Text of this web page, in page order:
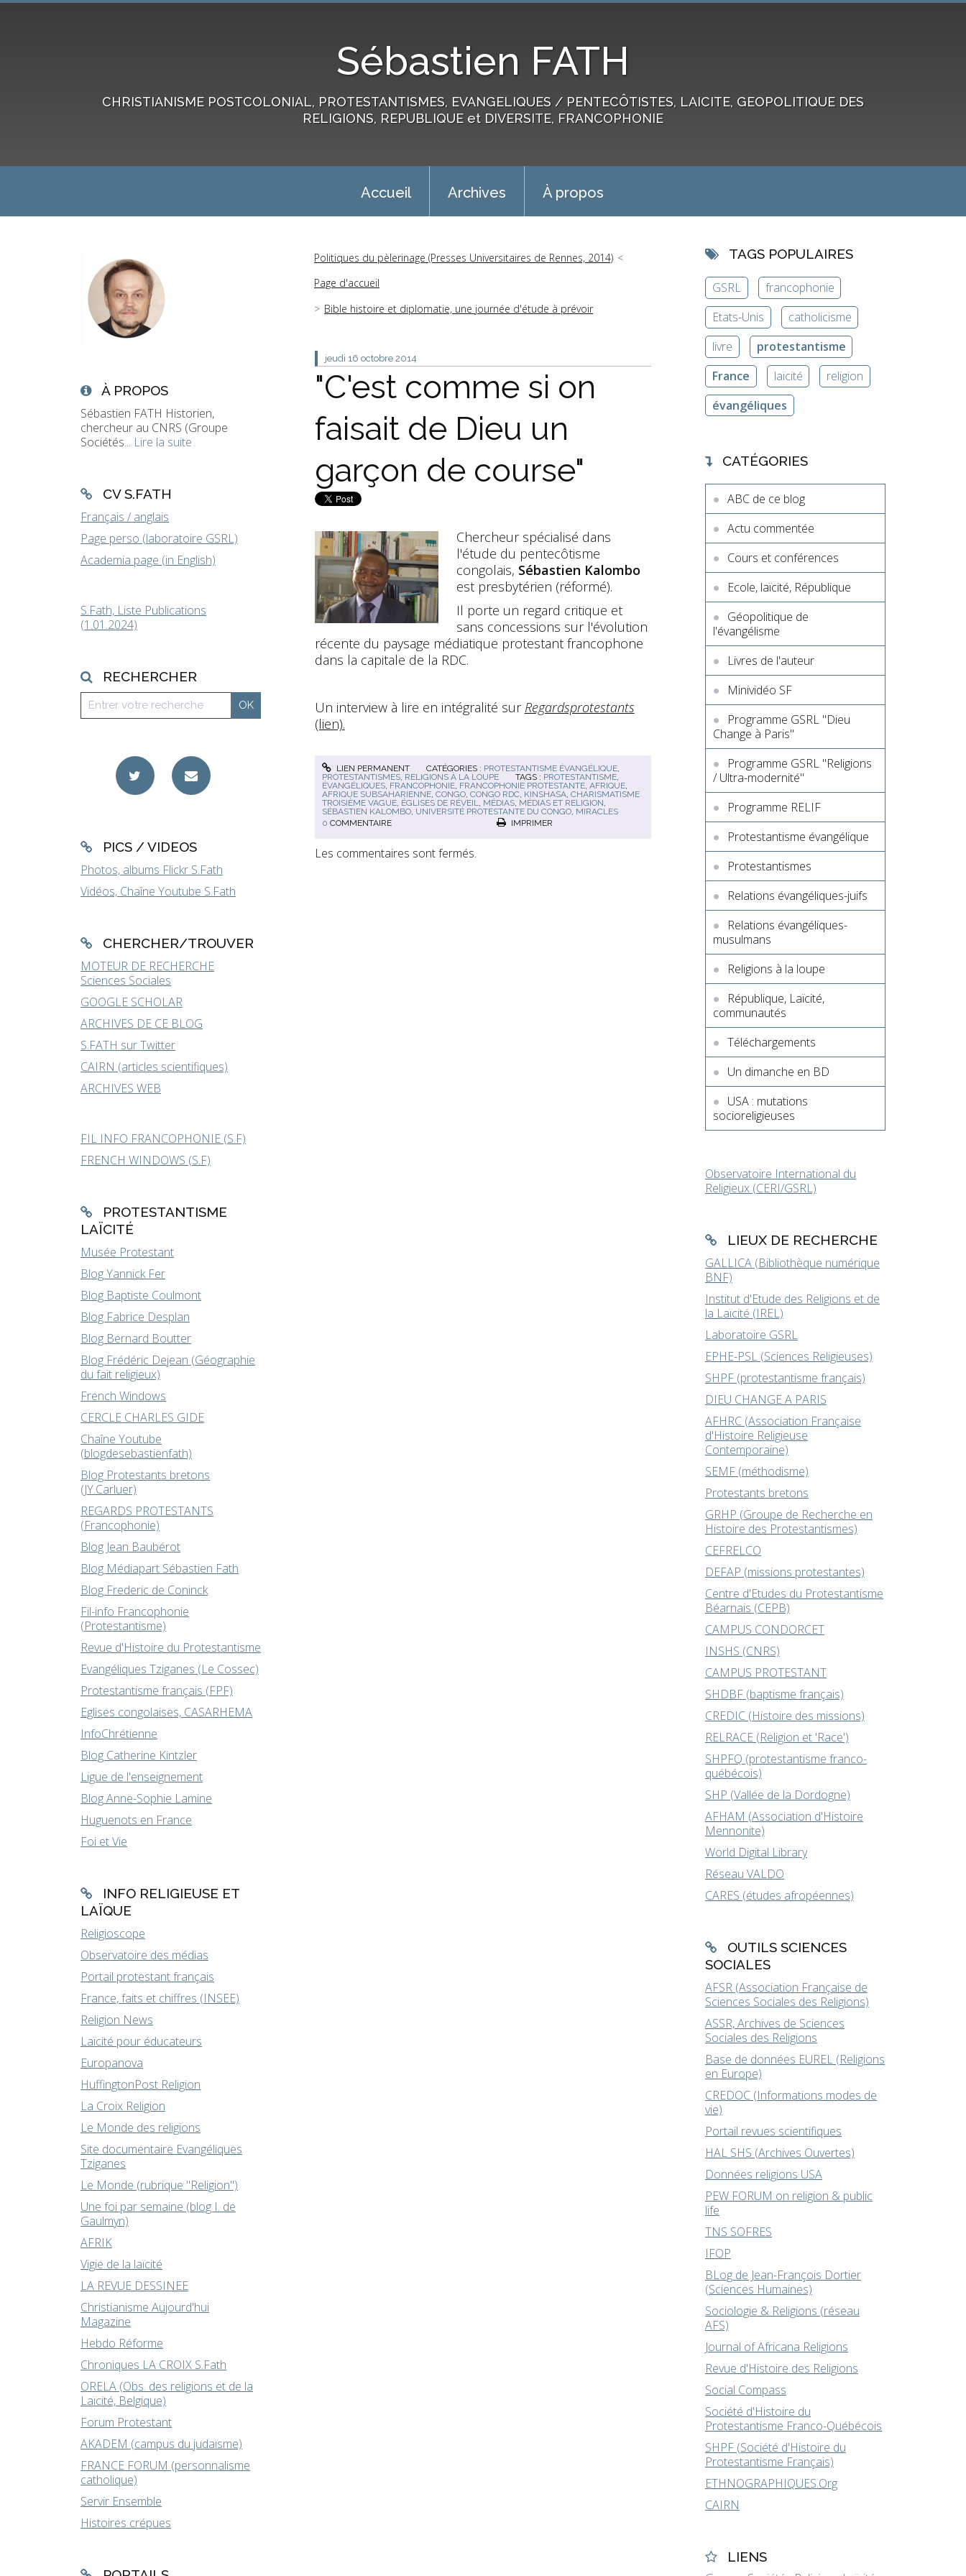
Sébastien FATH
CHRISTIANISME POSTCOLONIAL, PROTESTANTISMES, EVANGELIQUES / PENTECÔTISTES, LAICITE, GEOPOLITIQUE DES
RELIGIONS, REPUBLIQUE et DIVERSITE, FRANCOPHONIE
Accueil Archives À propos
À PROPOS
Sébastien FATH Historien,
chercheur au CNRS (Groupe
Sociétés... Lire la suite
CV S.FATH
Français / anglais
Page perso (laboratoire GSRL)
Academia page (in English)
S.Fath, Liste Publications
(1.01.2024)
RECHERCHER
PICS / VIDEOS
Photos, albums Flickr S.Fath
Vidéos, Chaîne Youtube S.Fath
CHERCHER/TROUVER
MOTEUR DE RECHERCHE
Sciences Sociales
GOOGLE SCHOLAR
ARCHIVES DE CE BLOG
S.FATH sur Twitter
CAIRN (articles scientifiques)
ARCHIVES WEB
FIL INFO FRANCOPHONIE (S.F)
FRENCH WINDOWS (S.F)
PROTESTANTISME
LAÏCITÉ
Musée Protestant
Blog Yannick Fer
Blog Baptiste Coulmont
Blog Fabrice Desplan
Blog Bernard Boutter
Blog Frédéric Dejean (Géographie
du fait religieux)
French Windows
CERCLE CHARLES GIDE
Chaîne Youtube
(blogdesebastienfath)
Blog Protestants bretons
(JY.Carluer)
REGARDS PROTESTANTS
(Francophonie)
Blog Jean Baubérot
Blog Médiapart Sébastien Fath
Blog Frederic de Coninck
Fil-info Francophonie
(Protestantisme)
Revue d'Histoire du Protestantisme
Evangéliques Tziganes (Le Cossec)
Protestantisme français (FPF)
Eglises congolaises, CASARHEMA
InfoChrétienne
Blog Catherine Kintzler
Ligue de l'enseignement
Blog Anne-Sophie Lamine
Huguenots en France
Foi et Vie
INFO RELIGIEUSE ET
LAÏQUE
Religioscope
Observatoire des médias
Portail protestant français
France, faits et chiffres (INSEE)
Religion News
Laïcité pour éducateurs
Europanova
HuffingtonPost Religion
La Croix Religion
Le Monde des religions
Site documentaire Evangéliques
Tziganes
Le Monde (rubrique "Religion")
Une foi par semaine (blog I. de
Gaulmyn)
AFRIK
Vigie de la laïcité
LA REVUE DESSINEE
Christianisme Aujourd'hui
Magazine
Hebdo Réforme
Chroniques LA CROIX S.Fath
ORELA (Obs. des religions et de la
Laïcité, Belgique)
Forum Protestant
AKADEM (campus du judaïsme)
FRANCE FORUM (personnalisme
catholique)
Servir Ensemble
Histoires crépues
Politiques du pèlerinage (Presses Universitaires de Rennes, 2014)
Page d'accueil
Bible histoire et diplomatie, une journée d'étude à prévoir
jeudi 16 octobre 2014
"C'est comme si on
faisait de Dieu un
garçon de course"
Chercheur spécialisé dans
l'étude du pentecôtisme
congolais, Sébastien Kalombo
est presbytérien (réformé).
Il porte un regard critique et
sans concessions sur l'évolution
récente du paysage médiatique protestant francophone
dans la capitale de la RDC.
Un interview à lire en intégralité sur Regardsprotestants
(lien).
LIEN PERMANENT CATÉGORIES : PROTESTANTISME ÉVANGÉLIQUE,
PROTESTANTISMES, RELIGIONS À LA LOUPE TAGS : PROTESTANTISME,
ÉVANGÉLIQUES, FRANCOPHONIE, FRANCOPHONIE PROTESTANTE, AFRIQUE,
AFRIQUE SUBSAHARIENNE, CONGO, CONGO RDC, KINSHASA, CHARISMATISME
TROISIÈME VAGUE, ÉGLISES DE RÉVEIL, MÉDIAS, MÉDIAS ET RELIGION,
SÉBASTIEN KALOMBO, UNIVERSITÉ PROTESTANTE DU CONGO, MIRACLES
0 COMMENTAIRE IMPRIMER
Les commentaires sont fermés.
TAGS POPULAIRES
GSRL
francophonie
Etats-Unis
catholicisme
livre
protestantisme
France
laïcité
religion
évangéliques
CATÉGORIES
ABC de ce blog
Actu commentée
Cours et conférences
Ecole, laïcité, République
Géopolitique de
l'évangélisme
Livres de l'auteur
Minividéo SF
Programme GSRL "Dieu
Change à Paris"
Programme GSRL "Religions
/ Ultra-modernité"
Programme RELIF
Protestantisme évangélique
Protestantismes
Relations évangéliques-juifs
Relations évangéliques-
musulmans
Religions à la loupe
République, Laïcité,
communautés
Téléchargements
Un dimanche en BD
USA : mutations
socioreligieuses
Observatoire International du
Religieux (CERI/GSRL)
LIEUX DE RECHERCHE
GALLICA (Bibliothèque numérique
BNF)
Institut d'Etude des Religions et de
la Laïcité (IREL)
Laboratoire GSRL
EPHE-PSL (Sciences Religieuses)
SHPF (protestantisme français)
DIEU CHANGE A PARIS
AFHRC (Association Française
d'Histoire Religieuse
Contemporaine)
SEMF (méthodisme)
Protestants bretons
GRHP (Groupe de Recherche en
Histoire des Protestantismes)
CEFRELCO
DEFAP (missions protestantes)
Centre d'Etudes du Protestantisme
Béarnais (CEPB)
CAMPUS CONDORCET
INSHS (CNRS)
CAMPUS PROTESTANT
SHDBF (baptisme français)
CREDIC (Histoire des missions)
RELRACE (Religion et 'Race')
SHPFQ (protestantisme franco-
québécois)
SHP (Vallée de la Dordogne)
AFHAM (Association d'Histoire
Mennonite)
World Digital Library
Réseau VALDO
CARES (études afropéennes)
OUTILS SCIENCES
SOCIALES
AFSR (Association Française de
Sciences Sociales des Religions)
ASSR, Archives de Sciences
Sociales des Religions
Base de données EUREL (Religions
en Europe)
CREDOC (Informations modes de
vie)
Portail revues scientifiques
HAL SHS (Archives Ouvertes)
Données religions USA
PEW FORUM on religion & public
life
TNS SOFRES
IFOP
BLog de Jean-François Dortier
(Sciences Humaines)
Sociologie & Religions (réseau
AFS)
Journal of Africana Religions
Revue d'Histoire des Religions
Social Compass
Société d'Histoire du
Protestantisme Franco-Québécois
SHPF (Société d'Histoire du
Protestantisme Français)
ETHNOGRAPHIQUES.Org
CAIRN
LIENS